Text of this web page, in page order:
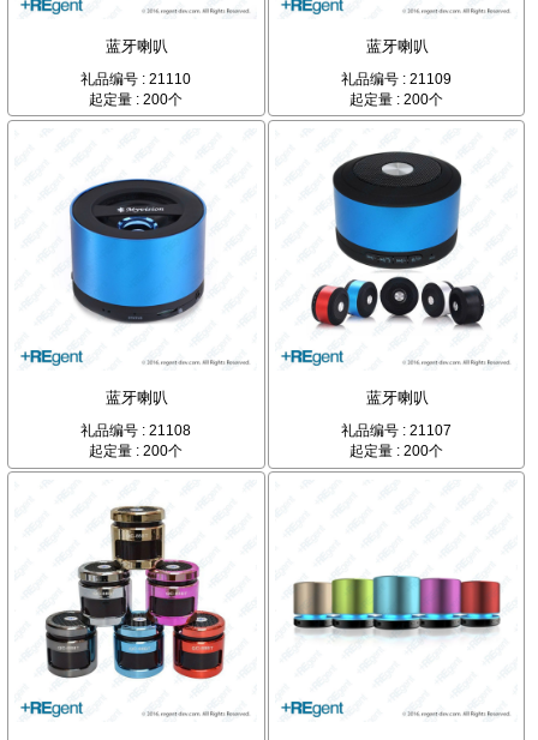
蓝牙喇叭
礼品编号 : 21110
起定量 : 200个
蓝牙喇叭
礼品编号 : 21109
起定量 : 200个
蓝牙喇叭
礼品编号 : 21108
起定量 : 200个
蓝牙喇叭
礼品编号 : 21107
起定量 : 200个